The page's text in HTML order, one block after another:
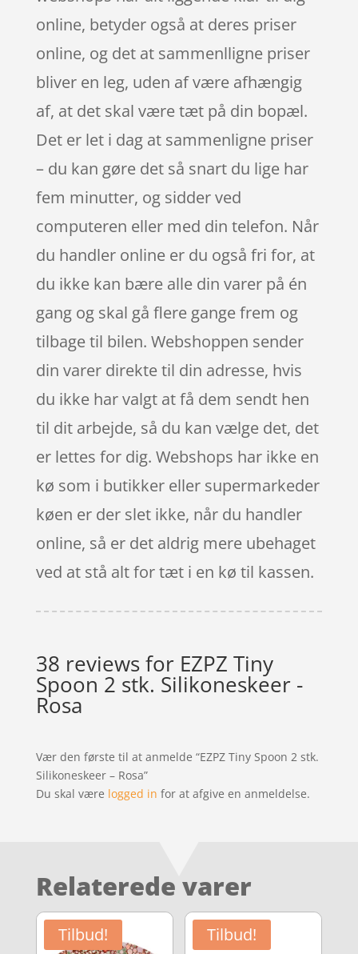
online, betyder også at deres priser
online, og det at sammenlligne priser
bliver en leg, uden af være afhængig
af, at det skal være tæt på din bopæl.
Det er let i dag at sammenligne priser
– du kan gøre det så snart du lige har
fem minutter, og sidder ved
computeren eller med din telefon. Når
du handler online er du også fri for, at
du ikke kan bære alle din varer på én
gang og skal gå flere gange frem og
tilbage til bilen. Webshoppen sender
din varer direkte til din adresse, hvis
du ikke har valgt at få dem sendt hen
til dit arbejde, så du kan vælge det, det
er lettes for dig. Webshops har ikke en
kø som i butikker eller supermarkeder
køen er der slet ikke, når du handler
online, så er det aldrig mere ubehaget
ved at stå alt for tæt i en kø til kassen.
38 reviews for EZPZ Tiny
Spoon 2 stk. Silikoneskeer -
Rosa
Vær den første til at anmelde “EZPZ Tiny Spoon 2 stk.
Silikoneskeer – Rosa”
Du skal være logged in for at afgive en anmeldelse.
Relaterede varer
Tilbud! Tilbud!